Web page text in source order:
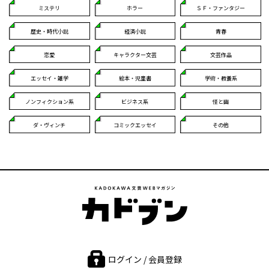
ミステリ ホラー ＳＦ・ファンタジー
歴史・時代小説 経済小説 青春
恋愛 キャラクター文芸 文芸作品
エッセイ・雑学 絵本・児童書 学術・教養系
ノンフィクション系 ビジネス系 怪と幽
ダ・ヴィンチ コミックエッセイ その他
ログイン / 会員登録